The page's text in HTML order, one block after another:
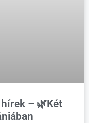
– 🌿Két